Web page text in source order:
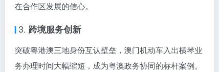
在合作区发展的信心。
3. 跨境服务创新
突破粤港澳三地身份互认壁垒，澳门机动车入出横琴业
务办理时间大幅缩短，成为粤澳政务协同的标杆案例。